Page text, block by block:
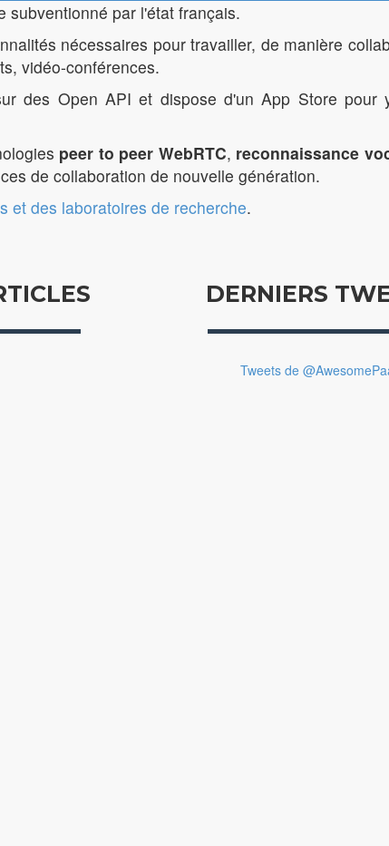
subventionné par l'état français.
nécessaires pour travailler, de manière
vidéo-conférences.
des Open API et dispose d'un App Store pour
peer to peer WebRTC, reconnaissance
de collaboration de nouvelle génération.
et des laboratoires de recherche.
DERNIERS
Tweets de